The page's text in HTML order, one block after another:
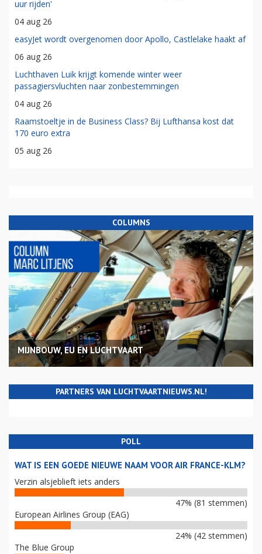
uur rijden'
04 aug 26
easyJet wordt overgenomen door Apollo, Castlelake haakt af
06 aug 26
Luchthaven Luik krijgt komende winter weer
passagiersvluchten naar zonbestemmingen
04 aug 26
Raamstoeltje in de Business Class? Bij Lufthansa kost dat
170 euro extra
05 aug 26
COLUMNS
MIJNBOUW, EU EN LUCHTVAART
PARTNERS VAN LUCHTVAARTNIEUWS.NL!
POLL
WAT IS EEN GOEDE NIEUWE NAAM VOOR AIR FRANCE-KLM?
Verzin alsjeblieft iets anders
47% (81 stemmen)
European Airlines Group (EAG)
24% (42 stemmen)
The Blue Group